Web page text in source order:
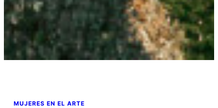
MUJERES EN EL ARTE